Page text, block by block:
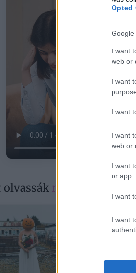
Opted
Google
I want
web or
I want
I want
I want
web or
I want
or app.
I want
I want
olvassák most